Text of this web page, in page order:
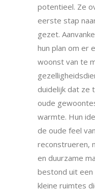
potentieel. Ze
eerste stap
gezet.
hun plan om er
woonst van te
duidelijk dat ze
oude
warmte. Hun
de oude feel
reconstrueren,
en duurzame
bestond uit een
kleine ruimtes